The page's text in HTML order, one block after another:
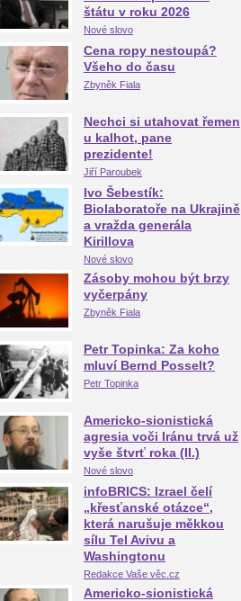
štátu v roku 2026
Nové slovo
Cena ropy nestoupá?
Všeho do času
Zbyněk Fiala
Nechci si utahovat řemen
u kalhot, pane
prezidente!
Jiří Paroubek
Ivo Šebestík:
Biolaboratoře na Ukrajině
a vražda generála
Kirillova
Nové slovo
Zásoby mohou být brzy
vyčerpány
Zbyněk Fiala
Petr Topinka: Za koho
mluví Bernd Posselt?
Petr Topinka
Americko-sionistická
agresia voči Iránu trvá už
vyše štvrť roka (II.)
Nové slovo
infoBRICS: Izrael čelí
„křesťanské otázce“,
která narušuje měkkou
sílu Tel Avivu a
Washingtonu
Redakce Vaše věc.cz
Americko-sionistická